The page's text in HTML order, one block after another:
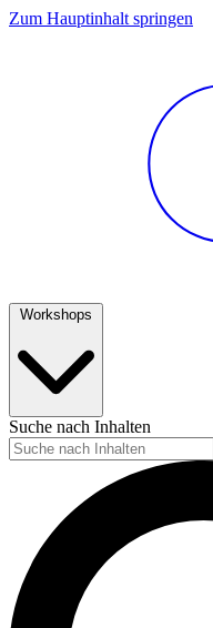
Zum Hauptinhalt springen
Workshops
Suche nach Inhalten